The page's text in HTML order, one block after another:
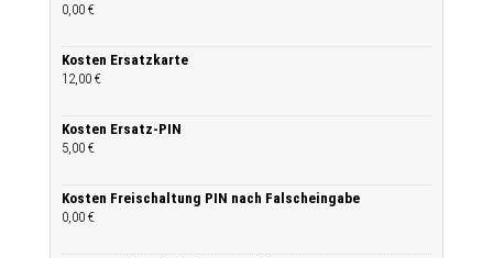
0,00 €
Kosten Ersatzkarte
12,00 €
Kosten Ersatz-PIN
5,00 €
Kosten Freischaltung PIN nach Falscheingabe
0,00 €